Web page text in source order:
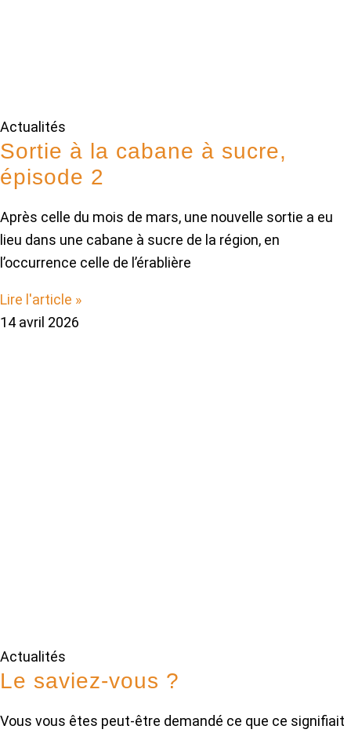
Actualités
Sortie à la cabane à sucre,
épisode 2
Après celle du mois de mars, une nouvelle sortie a eu
lieu dans une cabane à sucre de la région, en
l’occurrence celle de l’érablière
Lire l'article »
14 avril 2026
Actualités
Le saviez-vous ?
Vous vous êtes peut-être demandé ce que ce signifiait